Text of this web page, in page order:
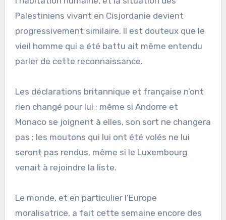
Palestiniens vivant en Cisjordanie devient
progressivement similaire. Il est douteux que le
vieil homme qui a été battu ait même entendu
parler de cette reconnaissance.
Les déclarations britannique et française n’ont
rien changé pour lui ; même si Andorre et
Monaco se joignent à elles, son sort ne changera
pas ; les moutons qui lui ont été volés ne lui
seront pas rendus, même si le Luxembourg
venait à rejoindre la liste.
Le monde, et en particulier l’Europe
moralisatrice, a fait cette semaine encore des